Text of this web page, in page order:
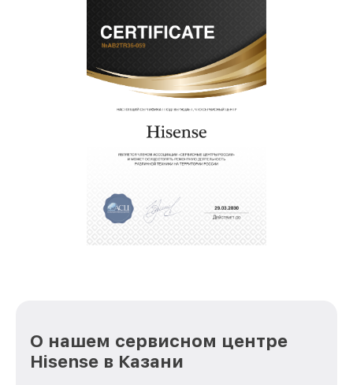
О нашем сервисном центре
Hisense в Казани